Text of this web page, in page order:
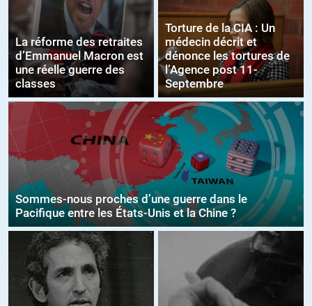
La réforme des retraites
d’Emmanuel Macron est
une réelle guerre des
classes
Torture de la CIA : Un
médecin décrit et
dénonce les tortures de
l’Agence post 11-
Septembre
Sommes-nous proches d’une guerre dans le
Pacifique entre les États-Unis et la Chine ?